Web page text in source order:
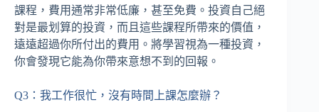
課程，費用通常非常低廉，甚至免費。投資自己絕
對是最划算的投資，而且這些課程所帶來的價值，
遠遠超過你所付出的費用。將學習視為一種投資，
你會發現它能為你帶來意想不到的回報。
Q3：我工作很忙，沒有時間上課怎麼辦？